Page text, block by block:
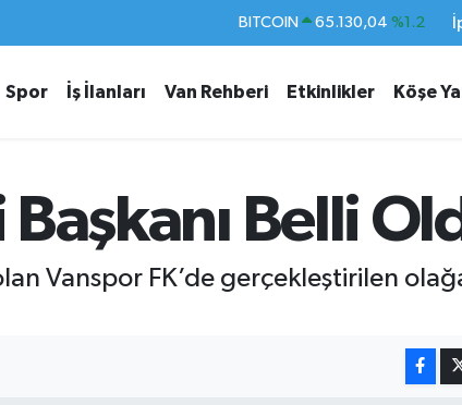
DOLAR 47,7106 %0.17
STERLİN 64,4046 %0.35
BITCOIN 65.130,04 %1.2
Spor İş İlanları Van Rehberi Etkinlikler Köşe
Belli
Vanspor FK’de gerçekleştirilen